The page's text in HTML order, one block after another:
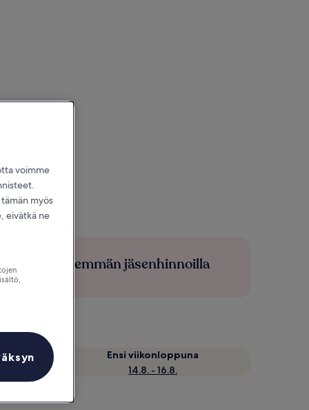
Säästä enemmän jäsenhinnoilla
Ensi viikonloppuna
14.8. - 16.8.
voimme
myös
eivätkä ne